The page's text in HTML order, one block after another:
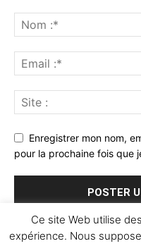
Enregistrer mon nom,
pour la prochaine fois que
Ce site Web utilise
expérience. Nous